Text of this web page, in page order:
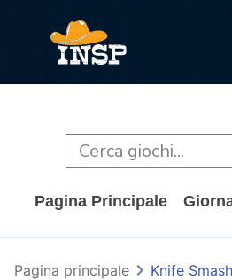
Pagina Principale
Pagina principale Knife Smash